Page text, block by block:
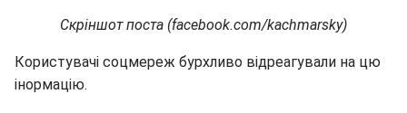
Скріншот поста (facebook.com/kachmarsky)
Користувачі соцмереж бурхливо відреагували на цю
інормацію.